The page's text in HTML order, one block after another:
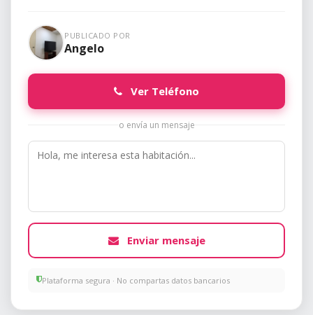
PUBLICADO POR
Angelo
Ver Teléfono
o envía un mensaje
Enviar mensaje
Plataforma segura · No compartas datos bancarios